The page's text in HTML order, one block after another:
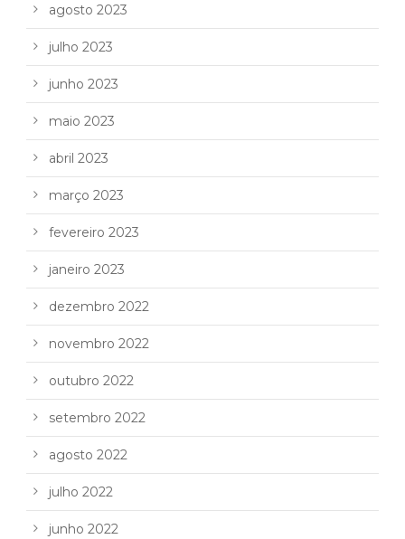
agosto 2023
julho 2023
junho 2023
maio 2023
abril 2023
março 2023
fevereiro 2023
janeiro 2023
dezembro 2022
novembro 2022
outubro 2022
setembro 2022
agosto 2022
julho 2022
junho 2022